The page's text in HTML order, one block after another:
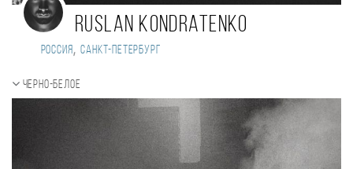
Ruslan Kondratenko
Россия, Санкт-Петербург
Черно-белое